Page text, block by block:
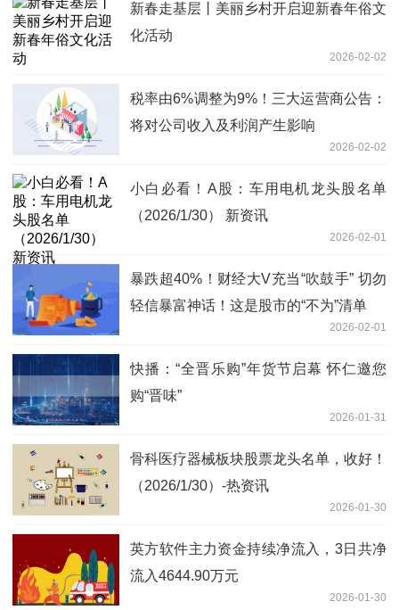
新春走基层丨美丽乡村开启迎新春年俗文
化活动
2026-02-02
税率由6%调整为9%！三大运营商公告：
将对公司收入及利润产生影响
2026-02-02
小白必看！A股：车用电机龙头股名单
（2026/1/30） 新资讯
2026-02-01
暴跌超40%！财经大V充当“吹鼓手” 切勿
轻信暴富神话！这是股市的“不为”清单
2026-02-01
快播：“全晋乐购”年货节启幕 怀仁邀您
购“晋味”
2026-01-31
骨科医疗器械板块股票龙头名单，收好！
（2026/1/30）-热资讯
2026-01-30
英方软件主力资金持续净流入，3日共净
流入4644.90万元
2026-01-30